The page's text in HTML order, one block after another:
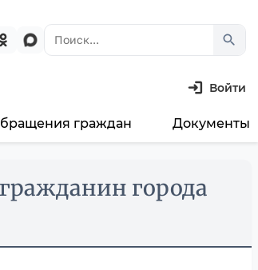
search
Войти
граждан Документы
города